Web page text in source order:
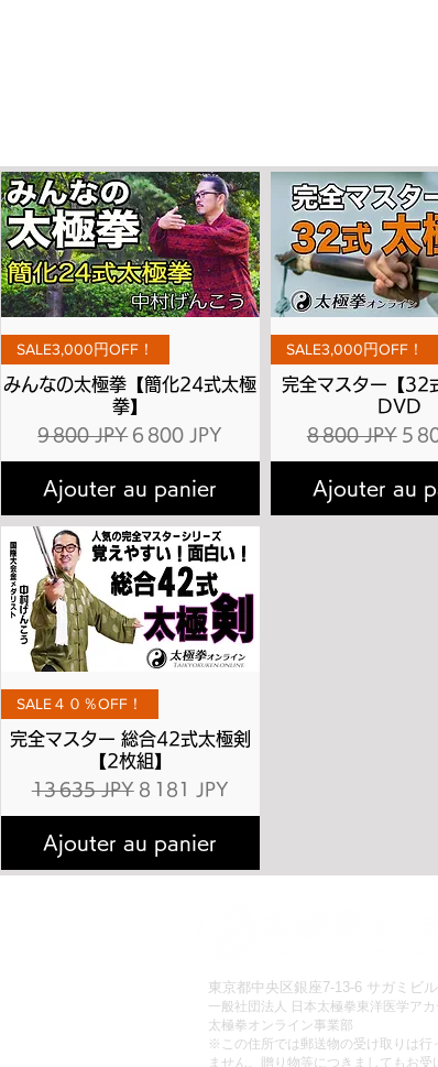
Aperçu rapide
SALE3,000円OFF！
みんなの太極拳【簡化24式太極
拳】
Prix original
9 800 JPY Prix promotionnel
6 800 JPY
Ajouter au panier
Aperçu rapide
SALE3,000円OFF！
完全マスター【32
DVD
Prix original
8 800 JPY 5
Ajouter au
Aperçu rapide
SALE４０％OFF！
完全マスター 総合42式太極剣
【2枚組】
Prix original
13 635 JPY Prix promotionnel
8 181 JPY
Ajouter au panier
東京都中央区銀座7-13-6 サガミビ
一般社団法人 日本太極拳東洋医学ア
太極拳オンライン事業部
​※この住所では郵送物の受け取りは行
ません。贈り物等につきましてもお受